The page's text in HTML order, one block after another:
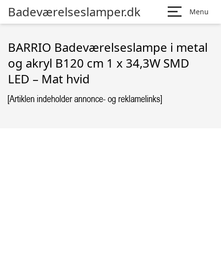
Badeværelseslamper.dk Menu
BARRIO Badeværelseslampe i metal
og akryl B120 cm 1 x 34,3W SMD
LED – Mat hvid